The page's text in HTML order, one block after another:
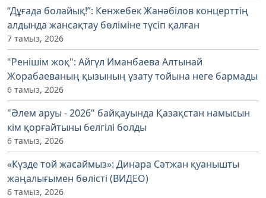
“Дұғада болайық!”: Кенжебек Жанәбілов концерттің
алдында жансақтау бөліміне түсіп қалған
7 тамыз, 2026
"Ренішім жоқ": Айгүл Иманбаева Алтынай
Жорабаеваның қызының ұзату тойына неге бармады
6 тамыз, 2026
"Әлем аруы - 2026" байқауында Қазақстан намысын
кім қорғайтыны белгілі болды
6 тамыз, 2026
«Күзде той жасаймыз»: Динара Сәтжан қуанышты
жаңалығымен бөлісті (ВИДЕО)
6 тамыз, 2026